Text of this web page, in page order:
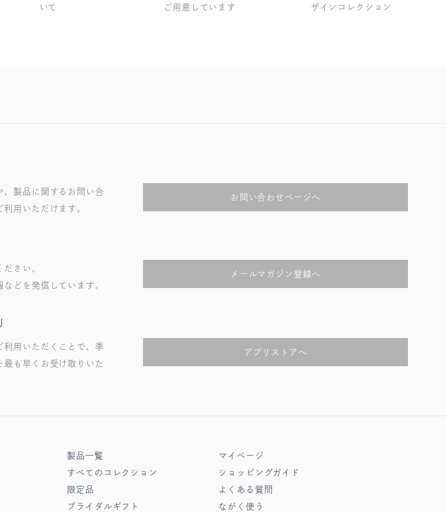
いて
ご用意しています
ザインコレクション
、製品に関するお問い合
用いただけます。
お問い合わせページへ
ださい。
どを発信しています。
メールマガジン登録へ
利用いただくことで、季
最も早くお受け取りいた
アプリストアへ
製品一覧
すべてのコレクション
限定品
ブライダルギフト
マイページ
ショッピングガイド
よくある質問
ながく使う